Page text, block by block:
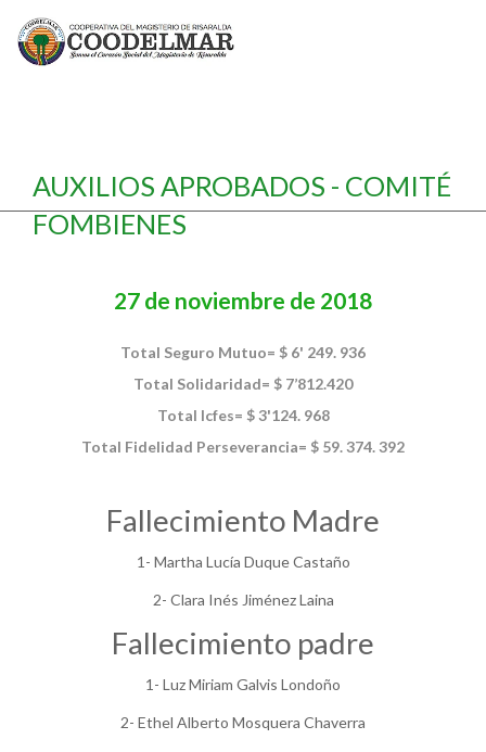
AUXILIOS APROBADOS - COMITÉ
FOMBIENES
27 de noviembre de 2018
Total Seguro Mutuo= $ 6' 249. 936
Total Solidaridad= $ 7’812.420
Total Icfes= $ 3'124. 968
Total Fidelidad Perseverancia= $ 59. 374. 392
Fallecimiento Madre
1- Martha Lucía Duque Castaño
2- Clara Inés Jiménez Laina
Fallecimiento padre
1- Luz Miriam Galvis Londoño
2- Ethel Alberto Mosquera Chaverra